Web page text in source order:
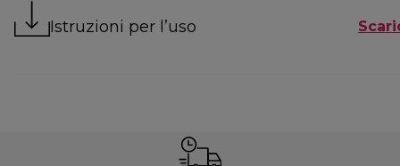
Istruzioni per l’uso